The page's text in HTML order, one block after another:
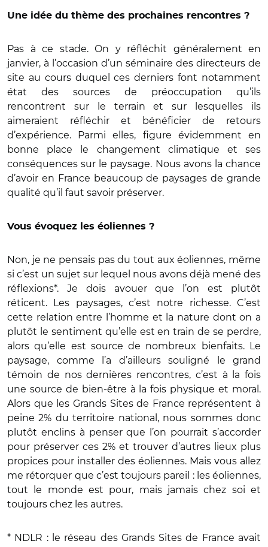
Une idée du thème des prochaines rencontres ?
Pas à ce stade. On y réfléchit généralement en
janvier, à l’occasion d’un séminaire des directeurs de
site au cours duquel ces derniers font notamment
état des sources de préoccupation qu’ils
rencontrent sur le terrain et sur lesquelles ils
aimeraient réfléchir et bénéficier de retours
d’expérience. Parmi elles, figure évidemment en
bonne place le changement climatique et ses
conséquences sur le paysage. Nous avons la chance
d’avoir en France beaucoup de paysages de grande
qualité qu’il faut savoir préserver.
Vous évoquez les éoliennes ?
Non, je ne pensais pas du tout aux éoliennes, même
si c’est un sujet sur lequel nous avons déjà mené des
réflexions*. Je dois avouer que l’on est plutôt
réticent. Les paysages, c’est notre richesse. C’est
cette relation entre l’homme et la nature dont on a
plutôt le sentiment qu’elle est en train de se perdre,
alors qu’elle est source de nombreux bienfaits. Le
paysage, comme l’a d’ailleurs souligné le grand
témoin de nos dernières rencontres, c’est à la fois
une source de bien-être à la fois physique et moral.
Alors que les Grands Sites de France représentent à
peine 2% du territoire national, nous sommes donc
plutôt enclins à penser que l’on pourrait s’accorder
pour préserver ces 2% et trouver d’autres lieux plus
propices pour installer des éoliennes. Mais vous allez
me rétorquer que c’est toujours pareil : les éoliennes,
tout le monde est pour, mais jamais chez soi et
toujours chez les autres.
* NDLR : le réseau des Grands Sites de France avait